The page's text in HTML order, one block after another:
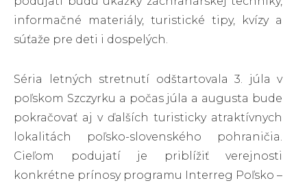
informačné materiály, turistické tipy, kvízy a
súťaže pre deti i dospelých.
Séria letných stretnutí odštartovala 3. júla v
poľskom Szczyrku a počas júla a augusta bude
pokračovať aj v ďalších turisticky atraktívnych
lokalitách poľsko-slovenského pohraničia.
Cieľom podujatí je priblížiť verejnosti
konkrétne prínosy programu Interreg Poľsko –